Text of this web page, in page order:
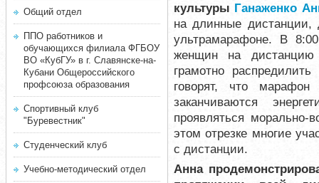
Общий отдел
ППО работников и
обучающихся филиала ФГБОУ
ВО «КубГУ» в г. Славянске-на-
Кубани Общероссийского
профсоюза образования
Спортивный клуб
"Буревестник"
Студенческий клуб
Учебно-методический отдел
культуры Ганаженко
на длинные
ультрамарафоне. В
женщин на
грамотно
говорят, что марафон
заканчиваются
проявляться морально-
этом отрезке многие
с дистанции.
Анна